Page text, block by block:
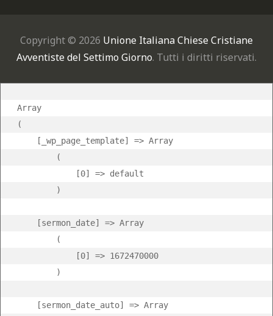
Copyright © 2026 Unione Italiana Chiese Cristiane
Avventiste del Settimo Giorno. Tutti i diritti riservati.
Array
(
    [_wp_page_template] => Array
        (
            [0] => default
        )
    [sermon_date] => Array
        (
            [0] => 1672470000
        )
    [sermon_date_auto] => Array